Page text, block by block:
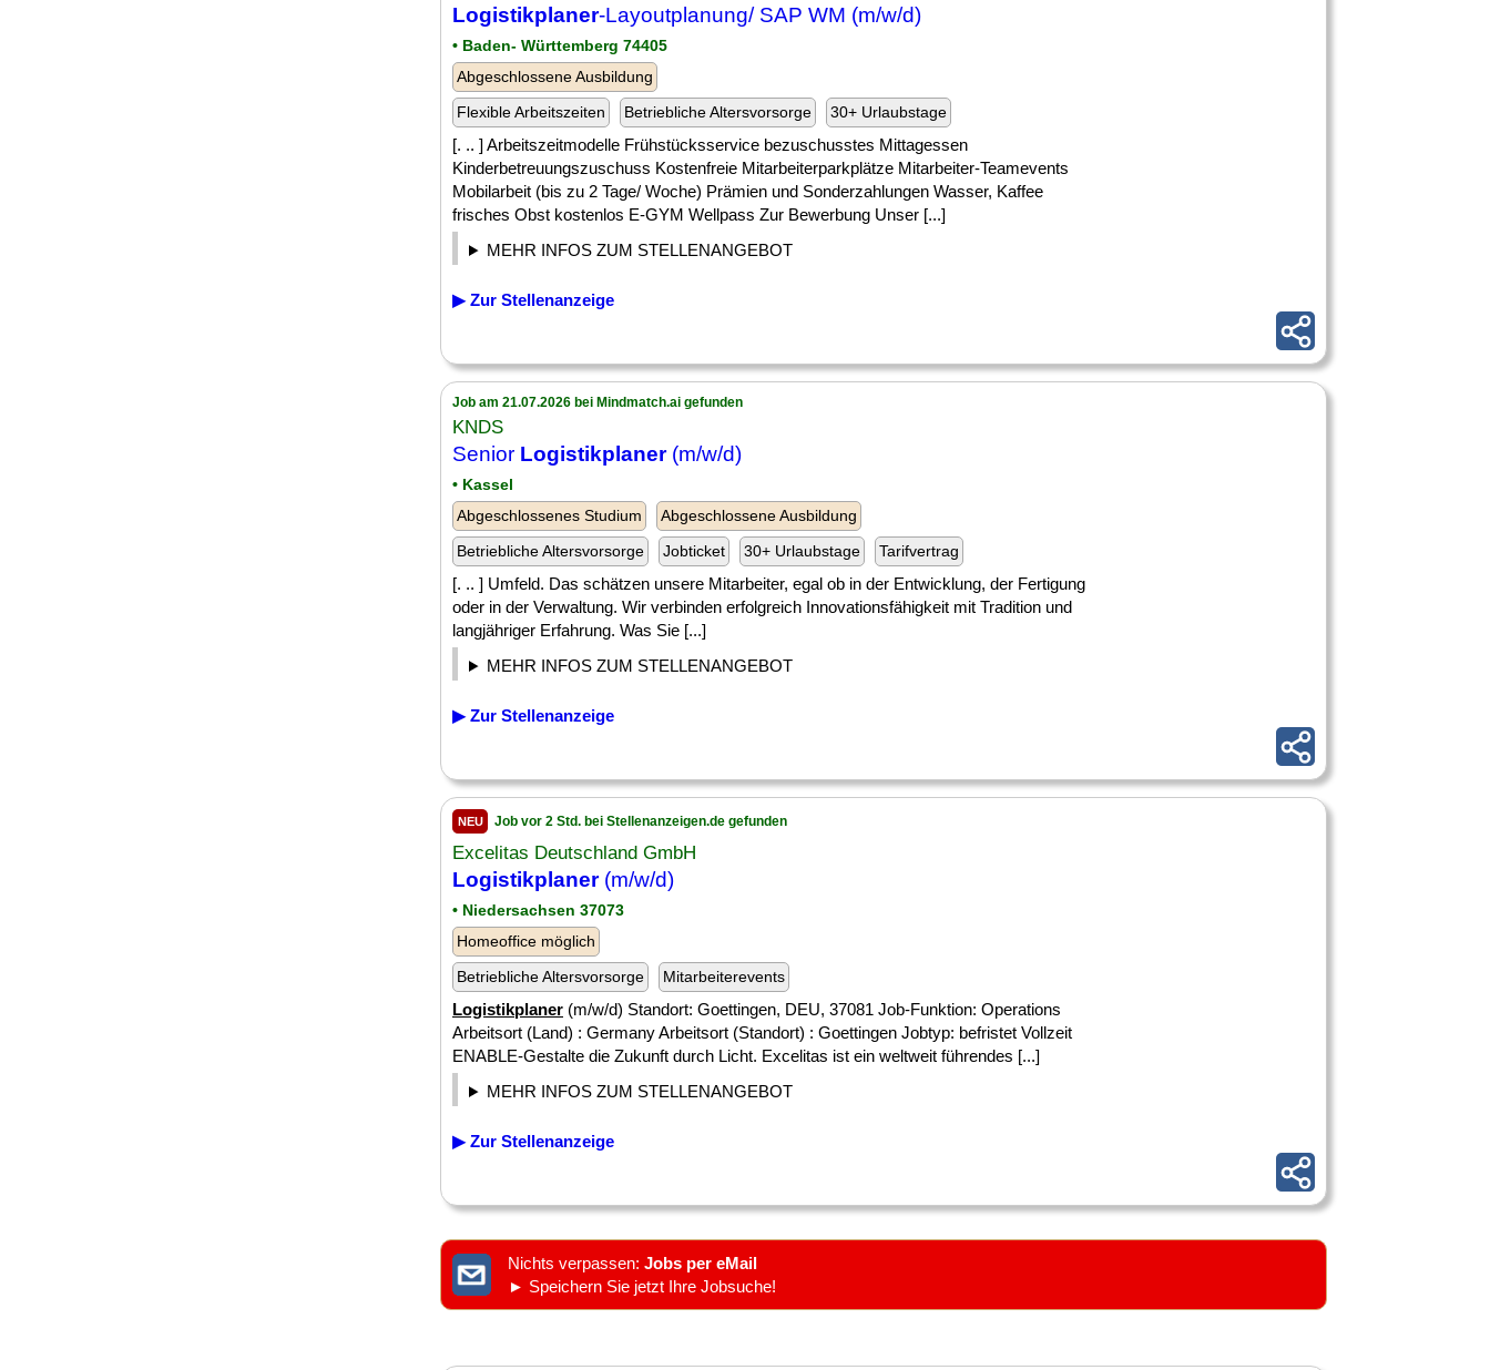
Logistikplaner-Layoutplanung/ SAP WM (m/w/d)
• Baden- Württemberg 74405
Abgeschlossene Ausbildung
Flexible Arbeitszeiten
Betriebliche Altersvorsorge 30+ Urlaubstage
[. .. ] Arbeitszeitmodelle Frühstücksservice bezuschusstes Mittagessen
Kinderbetreuungszuschuss Kostenfreie Mitarbeiterparkplätze Mitarbeiter-Teamevents
Mobilarbeit (bis zu 2 Tage/ Woche) Prämien und Sonderzahlungen Wasser, Kaffee
frisches Obst kostenlos E-GYM Wellpass Zur Bewerbung Unser [...]
MEHR INFOS ZUM STELLENANGEBOT
▶ Zur Stellenanzeige
Job am 21.07.2026 bei Mindmatch.ai gefunden
KNDS
Senior Logistikplaner(m/w/d)
• Kassel
Abgeschlossenes Studium
Abgeschlossene Ausbildung
Betriebliche Altersvorsorge
Jobticket 30+ Urlaubstage Tarifvertrag
[. .. ] Umfeld. Das schätzen unsere Mitarbeiter, egal ob in der Entwicklung, der Fertigung
oder in der Verwaltung. Wir verbinden erfolgreich Innovationsfähigkeit mit Tradition und
langjähriger Erfahrung. Was Sie [...]
MEHR INFOS ZUM STELLENANGEBOT
▶ Zur Stellenanzeige
NEU Job vor 2 Std. bei Stellenanzeigen.de gefunden
Excelitas Deutschland GmbH
Logistikplaner(m/w/d)
• Niedersachsen 37073
Homeoffice möglich
Betriebliche Altersvorsorge
Mitarbeiterevents
Logistikplaner (m/w/d) Standort: Goettingen, DEU, 37081 Job-Funktion: Operations
Arbeitsort (Land) : Germany Arbeitsort (Standort) : Goettingen Jobtyp: befristet Vollzeit
ENABLE-Gestalte die Zukunft durch Licht. Excelitas ist ein weltweit führendes [...]
MEHR INFOS ZUM STELLENANGEBOT
▶ Zur Stellenanzeige
Nichts verpassen: Jobs per eMail
► Speichern Sie jetzt Ihre Jobsuche!